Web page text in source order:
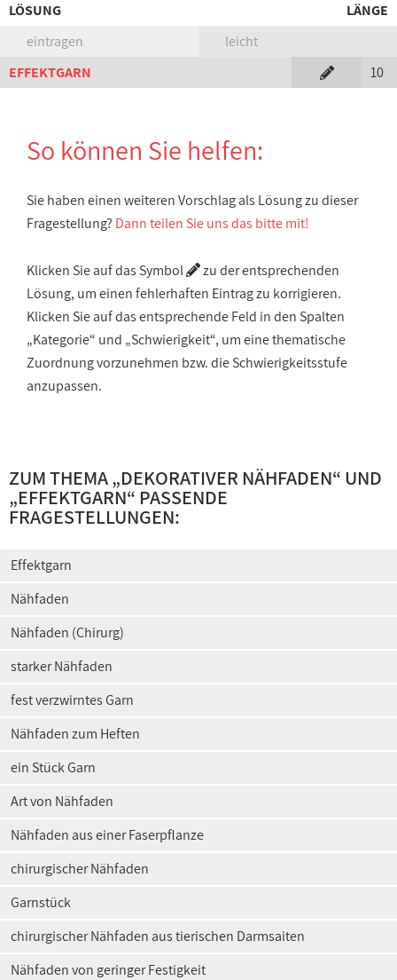
LÖSUNG
LÄNGE
eintragen
leicht
EFFEKTGARN
10
So können Sie helfen:
Sie haben einen weiteren Vorschlag als Lösung zu dieser
Fragestellung? Dann teilen Sie uns das bitte mit!
Klicken Sie auf das Symbol
zu der entsprechenden
Lösung, um einen fehlerhaften Eintrag zu korrigieren.
Klicken Sie auf das entsprechende Feld in den Spalten
„Kategorie“ und „Schwierigkeit“, um eine thematische
Zuordnung vorzunehmen bzw. die Schwierigkeitsstufe
anzupassen.
ZUM THEMA „DEKORATIVER NÄHFADEN“ UND
„EFFEKTGARN“ PASSENDE
FRAGESTELLUNGEN:
Effektgarn
Nähfaden
Nähfaden (Chirurg)
starker Nähfaden
fest verzwirntes Garn
Nähfaden zum Heften
ein Stück Garn
Art von Nähfaden
Nähfaden aus einer Faserpflanze
chirurgischer Nähfaden
Garnstück
chirurgischer Nähfaden aus tierischen Darmsaiten
Nähfaden von geringer Festigkeit